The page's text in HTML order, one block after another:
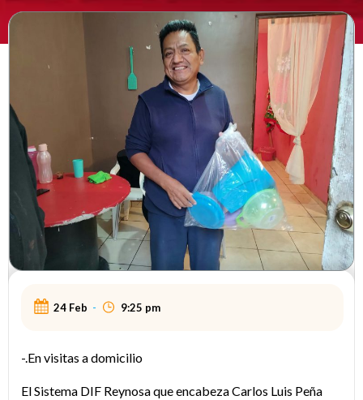
24 Feb - 9:25 pm
-.En visitas a domicilio
El Sistema DIF Reynosa que encabeza Carlos Luis Peña